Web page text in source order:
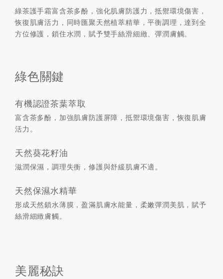
綠茶護手霜富含茶多酚，強化肌膚防護力，抵禦環境傷害，
恢復肌膚活力，同時匯聚天然植萃精華，平衡調理，達到全
方位修護，鎖住水潤，賦予雙手絲滑細緻、彈潤膚觸。
綠色關鍵
有機認證茶葉萃取
富含茶多酚，加強肌膚防護屏障，抵禦環境傷害，恢復肌膚
活力。
天然葵花籽油
滋潤保濕，調理失衡，修護與舒緩肌膚不適。
天然保濕水精華
形成天然鎖水薄膜，盈滿肌膚水能量，柔嫩彈潤美肌，賦予
絲滑細緻膚觸。
美麗秘訣